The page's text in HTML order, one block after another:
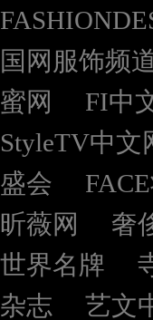
国网服饰频
蜜网
FI中
StyleTV中文
盛会
昕薇网
奢
世界名牌
杂志
艺文